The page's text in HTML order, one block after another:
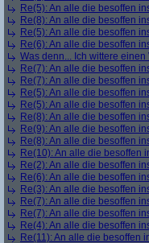
Re(5): An alle die besoffen
Re(8): An alle die besoffen
Re(5): An alle die besoffen
Re(6): An alle die besoffen
Was denn... Ich wittere einen
Re(7): An alle die besoffen
Re(7): An alle die besoffen
Re(5): An alle die besoffen
Re(5): An alle die besoffen
Re(8): An alle die besoffen
Re(9): An alle die besoffen
Re(8): An alle die besoffen
Re(10): An alle die besoffen
Re(2): An alle die besoffen
Re(6): An alle die besoffen
Re(3): An alle die besoffen
Re(7): An alle die besoffen
Re(7): An alle die besoffen
Re(4): An alle die besoffen
Re(11): An alle die besoffen